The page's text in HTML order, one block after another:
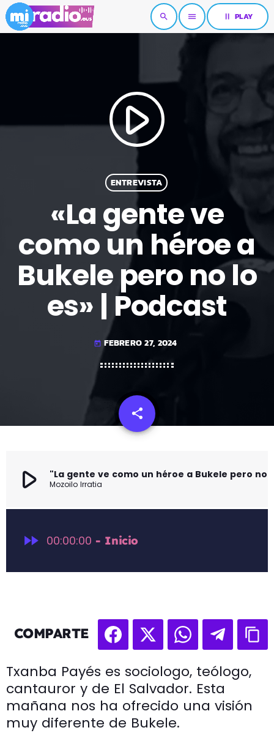
search menu pause PLAY
play_arrow
ENTREVISTA
«La gente ve
como un héroe a
Bukele pero no lo
es» | Podcast
today FEBRERO 27, 2024
share
email
play_arrow Mozoilo Irratia
fast_forward 00:00:00 - Inicio
COMPARTE
Txanba Payés es sociologo, teólogo,
cantauror y de El Salvador. Esta
mañana nos ha ofrecido una visión
muy diferente de Bukele.